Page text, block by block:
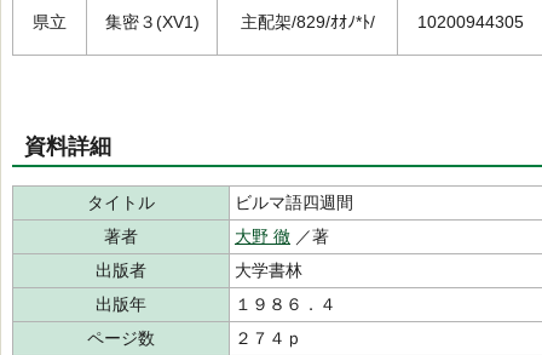
県立 集密３(XV1) 主配架/829/ｵｵﾉ*ﾄ/ 10200944305
資料詳細
タイトル
ビルマ語四週間
著者
大野 徹 ／著
出版者
大学書林
出版年
１９８６．４
ページ数
２７４ｐ